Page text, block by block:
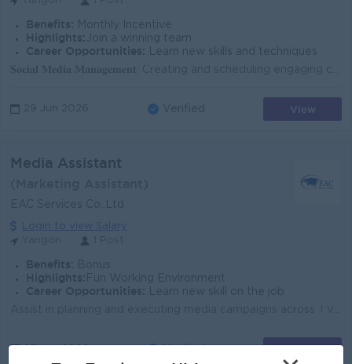
Benefits: Monthly Incentive
Highlights: Join a winning team
Career Opportunities:
Learn new skills and techniques
29 Jun 2026 Verified View
Media Assistant
EAC Services Co.,Ltd
Login to view Salary
Benefits: Bonus
Highlights: Fun Working Environment
Career Opportunities:
Learn new skill on the job